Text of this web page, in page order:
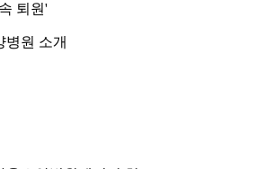
퇴원'
병원 소개